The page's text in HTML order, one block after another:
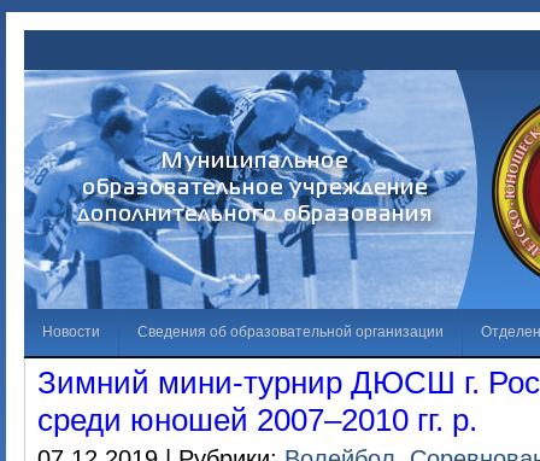
Новости Сведения об образовательной организации
Обращения граждан Решаем вместе Галерея
Лучший спортсмен Противодействие коррупции
Зимний мини-турнир ДЮСШ г.
среди юношей 2007–2010 гг. р.